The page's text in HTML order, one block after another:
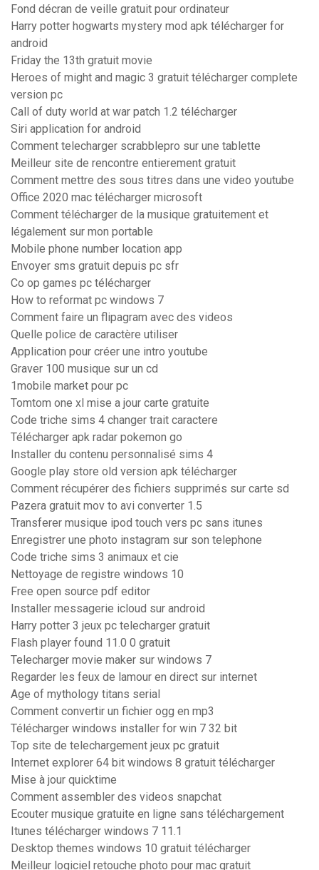
Fond décran de veille gratuit pour ordinateur
Harry potter hogwarts mystery mod apk télécharger for
android
Friday the 13th gratuit movie
Heroes of might and magic 3 gratuit télécharger complete
version pc
Call of duty world at war patch 1.2 télécharger
Siri application for android
Comment telecharger scrabblepro sur une tablette
Meilleur site de rencontre entierement gratuit
Comment mettre des sous titres dans une video youtube
Office 2020 mac télécharger microsoft
Comment télécharger de la musique gratuitement et
légalement sur mon portable
Mobile phone number location app
Envoyer sms gratuit depuis pc sfr
Co op games pc télécharger
How to reformat pc windows 7
Comment faire un flipagram avec des videos
Quelle police de caractère utiliser
Application pour créer une intro youtube
Graver 100 musique sur un cd
1mobile market pour pc
Tomtom one xl mise a jour carte gratuite
Code triche sims 4 changer trait caractere
Télécharger apk radar pokemon go
Installer du contenu personnalisé sims 4
Google play store old version apk télécharger
Comment récupérer des fichiers supprimés sur carte sd
Pazera gratuit mov to avi converter 1.5
Transferer musique ipod touch vers pc sans itunes
Enregistrer une photo instagram sur son telephone
Code triche sims 3 animaux et cie
Nettoyage de registre windows 10
Free open source pdf editor
Installer messagerie icloud sur android
Harry potter 3 jeux pc telecharger gratuit
Flash player found 11.0 0 gratuit
Telecharger movie maker sur windows 7
Regarder les feux de lamour en direct sur internet
Age of mythology titans serial
Comment convertir un fichier ogg en mp3
Télécharger windows installer for win 7 32 bit
Top site de telechargement jeux pc gratuit
Internet explorer 64 bit windows 8 gratuit télécharger
Mise à jour quicktime
Comment assembler des videos snapchat
Ecouter musique gratuite en ligne sans téléchargement
Itunes télécharger windows 7 11.1
Desktop themes windows 10 gratuit télécharger
Meilleur logiciel retouche photo pour mac gratuit